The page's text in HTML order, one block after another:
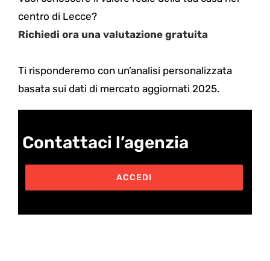
centro di Lecce?
Richiedi ora una valutazione gratuita
Ti risponderemo con un’analisi personalizzata
basata sui dati di mercato aggiornati 2025.
Contattaci l’agenzia
ACCEDI